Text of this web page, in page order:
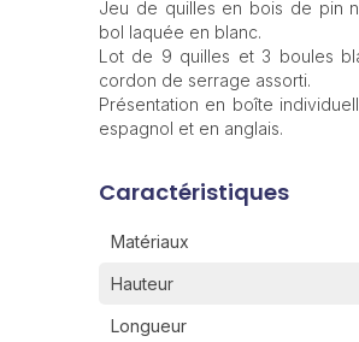
Jeu de quilles en bois de pin
bol laquée en blanc.
Lot de 9 quilles et 3 boules
cordon de serrage assorti.
Présentation en boîte
espagnol et en anglais.
Caractéristiques
Matériaux
Hauteur
Longueur